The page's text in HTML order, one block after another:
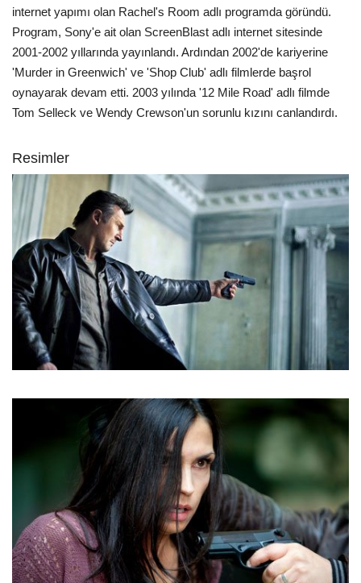
internet yapımı olan Rachel's Room adlı programda göründü.
Program, Sony'e ait olan ScreenBlast adlı internet sitesinde
2001-2002 yıllarında yayınlandı. Ardından 2002'de kariyerine
'Murder in Greenwich' ve 'Shop Club' adlı filmlerde başrol
oynayarak devam etti. 2003 yılında '12 Mile Road' adlı filmde
Tom Selleck ve Wendy Crewson'un sorunlu kızını canlandırdı.
Resimler